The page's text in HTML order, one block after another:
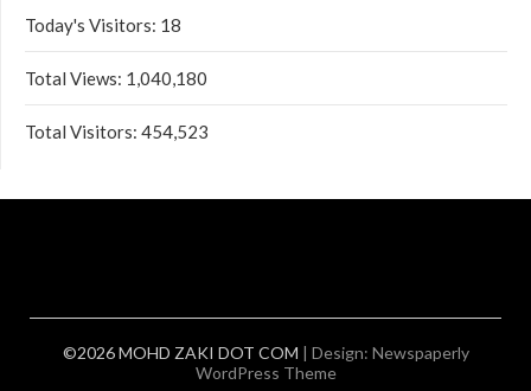
Today's Visitors: 18
Total Views: 1,040,180
Total Visitors: 454,523
©2026 MOHD ZAKI DOT COM | Design: Newspaperly
WordPress Theme